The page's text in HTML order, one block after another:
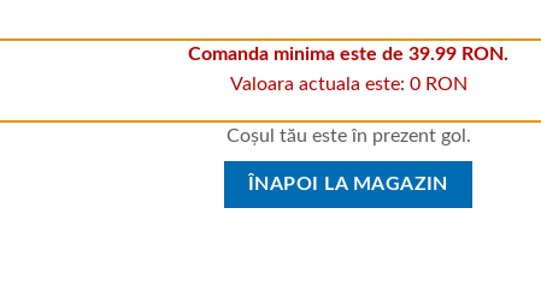
Comanda minima este de 39.99 RON.
Valoara actuala este: 0 RON
Coșul tău este în prezent gol.
ÎNAPOI LA MAGAZIN